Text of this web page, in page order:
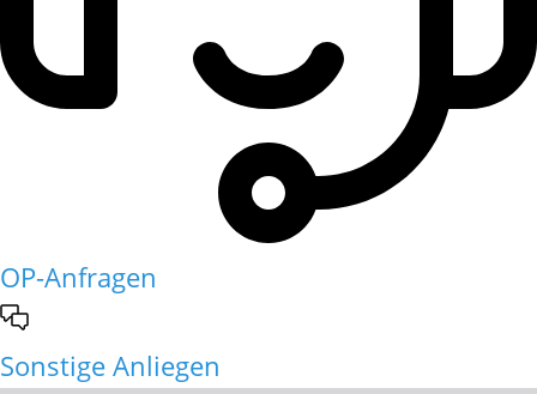
OP-Anfragen
Sonstige Anliegen